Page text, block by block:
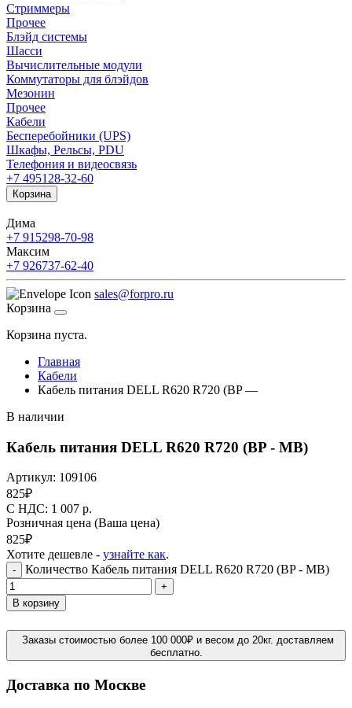
Стриммеры
Прочее
Блэйд системы
Шасси
Вычислительные модули
Коммутаторы для блэйдов
Мезонин
Прочее
Кабели
Бесперебойники (UPS)
Шкафы, Рельсы, PDU
Телефония и видеосвязь
+7 495128-32-60
Корзина
Дима
+7 915298-70-98
Максим
+7 926737-62-40
sales@forpro.ru
Корзина
Корзина пуста.
Главная
Кабели
Кабель питания DELL R620 R720 (BP —
В наличии
Кабель питания DELL R620 R720 (BP - MB)
Артикул: 109106
825₽
C НДС: 1 007 р.
Розничная цена (Ваша цена)
825₽
Хотите дешевле - узнайте как.
- Количество Кабель питания DELL R620 R720 (BP - MB)
+
В корзину
Заказы стоимостью более 100 000₽ и весом до 20кг. доставляем
бесплатно.
Доставка по Москве